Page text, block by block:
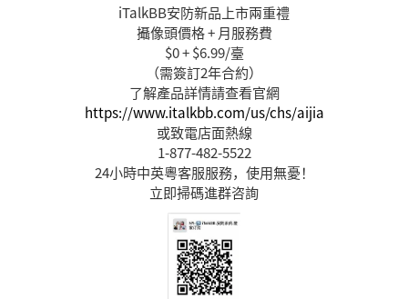
iTalkBB安防新品上市兩重禮
攝像頭價格 + 月服務費
$0 + $6.99/臺
（需簽訂2年合約）
了解產品詳情請查看官網
https://www.italkbb.com/us/chs/aijia
或致電店面熱線
1-877-482-5522
24小時中英粵客服服務，使用無憂！
立即掃碼進群咨詢